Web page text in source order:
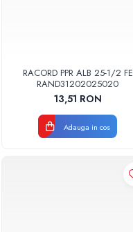
RACORD PPR ALB 25-1/2 FE
RAND31202025020
13,51 RON
Adauga in cos